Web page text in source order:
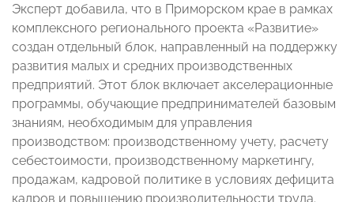
Эксперт добавила, что в Приморском крае в рамках
комплексного регионального проекта «Развитие»
создан отдельный блок, направленный на поддержку
развития малых и средних производственных
предприятий. Этот блок включает акселерационные
программы, обучающие предпринимателей базовым
знаниям, необходимым для управления
производством: производственному учету, расчету
себестоимости, производственному маркетингу,
продажам, кадровой политике в условиях дефицита
кадров и повышению производительности труда.